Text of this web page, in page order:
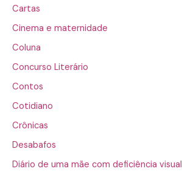
Cartas
Cinema e maternidade
Coluna
Concurso Literário
Contos
Cotidiano
Crônicas
Desabafos
Diário de uma mãe com deficiência visual